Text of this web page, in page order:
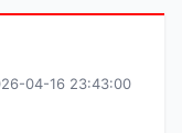
04-16 23:43:00